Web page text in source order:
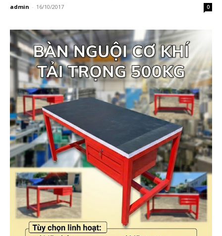
admin - 16/10/2017 0